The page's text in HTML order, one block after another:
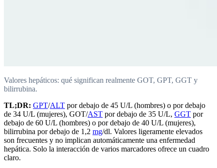
Valores hepáticos: qué significan realmente GOT, GPT, GGT y
bilirrubina.
TL;DR: GPT/ALT por debajo de 45 U/L (hombres) o por debajo
de 34 U/L (mujeres), GOT/AST por debajo de 35 U/L, GGT por
debajo de 60 U/L (hombres) o por debajo de 40 U/L (mujeres),
bilirrubina por debajo de 1,2 mg/dl. Valores ligeramente elevados
son frecuentes y no implican automáticamente una enfermedad
hepática. Solo la interacción de varios marcadores ofrece un cuadro
claro.